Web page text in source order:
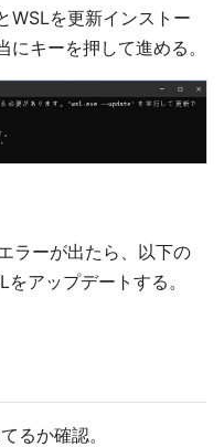
WSLを更新インストー
キーを押して進める。
ラーが出たら、以下の
アップデートする。
るか確認。